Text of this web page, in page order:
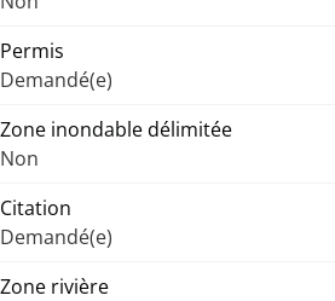
Permis
Demandé(e)
Zone inondable délimitée
Non
Citation
Demandé(e)
Zone rivière